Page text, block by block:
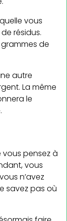
vous
résidus.
de
autre
La même
le
pensez à
vous
n’avez
savez pas où